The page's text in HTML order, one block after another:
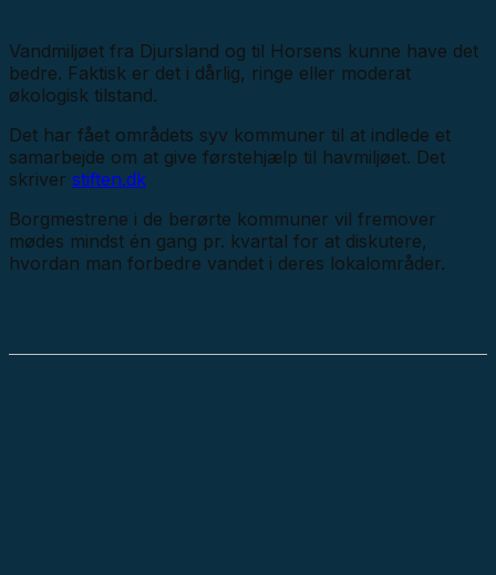
Vandmiljøet fra Djursland og til Horsens kunne have det
bedre. Faktisk er det i dårlig, ringe eller moderat
økologisk tilstand.
Det har fået områdets syv kommuner til at indlede et
samarbejde om at give førstehjælp til havmiljøet. Det
skriver stiften.dk
Borgmestrene i de berørte kommuner vil fremover
mødes mindst én gang pr. kvartal for at diskutere,
hvordan man forbedre vandet i deres lokalområder.